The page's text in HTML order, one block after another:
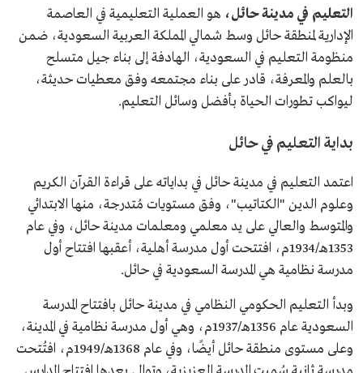
التعليم في مدينة حائل، هو العملية التعليمية في العاصمة
الإدارية لمنطقة حائل وسط شمالي المملكة العربية السعودية، ضمن
منظومة التعليم في السعودية، الهادفة إلى بناء جيل متسلح
بالعلم والمعرفة، قادر على بناء مجتمعه وفق معطيات حديثة،
ليواكب تطورات الحياة بأفضل وسائل التعليم.
بداية التعليم في حائل
اعتمد التعليم في مدينة حائل في بداياته على قراءة القرآن الكريم
وعلوم الدين "الكتاتيب"، وفق مستويات مُتدرجة، منها الابتدائي
والمتوسط والعالي على يد معلمي ومعلمات مدينة حائل، وفي عام
1353هـ/1934م، افتتحت أول مدرسة أهلية، أعقبها افتتاح أول
مدرسة نظامية هي المدرسة السعودية في حائل.
وبدأ التعليم الحكومي النظامي في مدينة حائل بافتتاح المدرسة
السعودية عام 1356هـ/1937م، وهي أول مدرسة نظامية في المدينة،
وعلى مستوى منطقة حائل أيضًا، وفي عام 1368هـ/1949م، افتُتحت